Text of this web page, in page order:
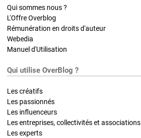
Qui sommes nous ?
L'Offre Overblog
Rémunération en droits d'auteur
Webedia
Manuel d'Utilisation
Qui utilise OverBlog ?
Les créatifs
Les passionnés
Les influenceurs
Les entreprises, collectivités et associations
Les experts